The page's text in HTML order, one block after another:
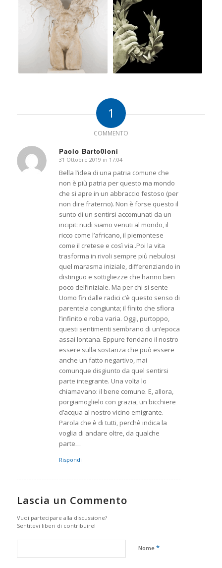
1
COMMENTO
Paolo Barto0loni
dice:
31 Ottobre 2019 in 17:04
Bella l’idea di una patria comune che
non è più patria per questo ma mondo
che si apre in un abbraccio festoso (per
non dire fraterno). Non è forse questo il
sunto di un sentirsi accomunati da un
incipit: nudi siamo venuti al mondo, il
ricco come l’africano, il piemontese
come il cretese e così via..Poi la vita
trasforma in rivoli sempre più nebulosi
quel marasma iniziale, differenziando in
distinguo e sottigliezze che hanno ben
poco dell’iniziale. Ma per chi si sente
Uomo fin dalle radici c’è questo senso di
parentela congiunta; il finito che sfiora
l’infinito e roba varia. Oggi, purtoppo,
questi sentimenti sembrano di un’epoca
assai lontana. Eppure fondano il nostro
essere sulla sostanza che può essere
anche un fatto negartivo, mai
comunque disgiunto da quel sentirsi
parte integrante. Una volta lo
chiamavano: il bene comune. E, allora,
porgiamoglielo con grazia, un bicchiere
d’acqua al nostro vicino emigrante.
Parola che è di tutti, perchè indica la
voglia di andare oltre, da qualche
parte…
Rispondi
Lascia un Commento
Vuoi partecipare alla discussione?
Sentitevi liberi di contribuire!
Nome *